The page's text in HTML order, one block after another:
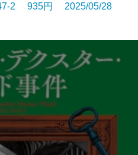
2 935円 2025/05/28